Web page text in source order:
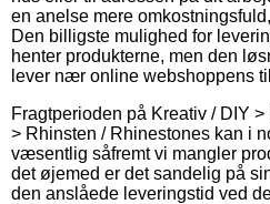
en anelse mere
Den billigste mulighed for
henter produkterne, men den
lever nær online webshoppens
Fragtperioden på Kreativ / DIY
> Rhinsten / Rhinestones kan i
væsentlig såfremt vi mangler
det øjemed er det sandelig på
den anslåede leveringstid ved